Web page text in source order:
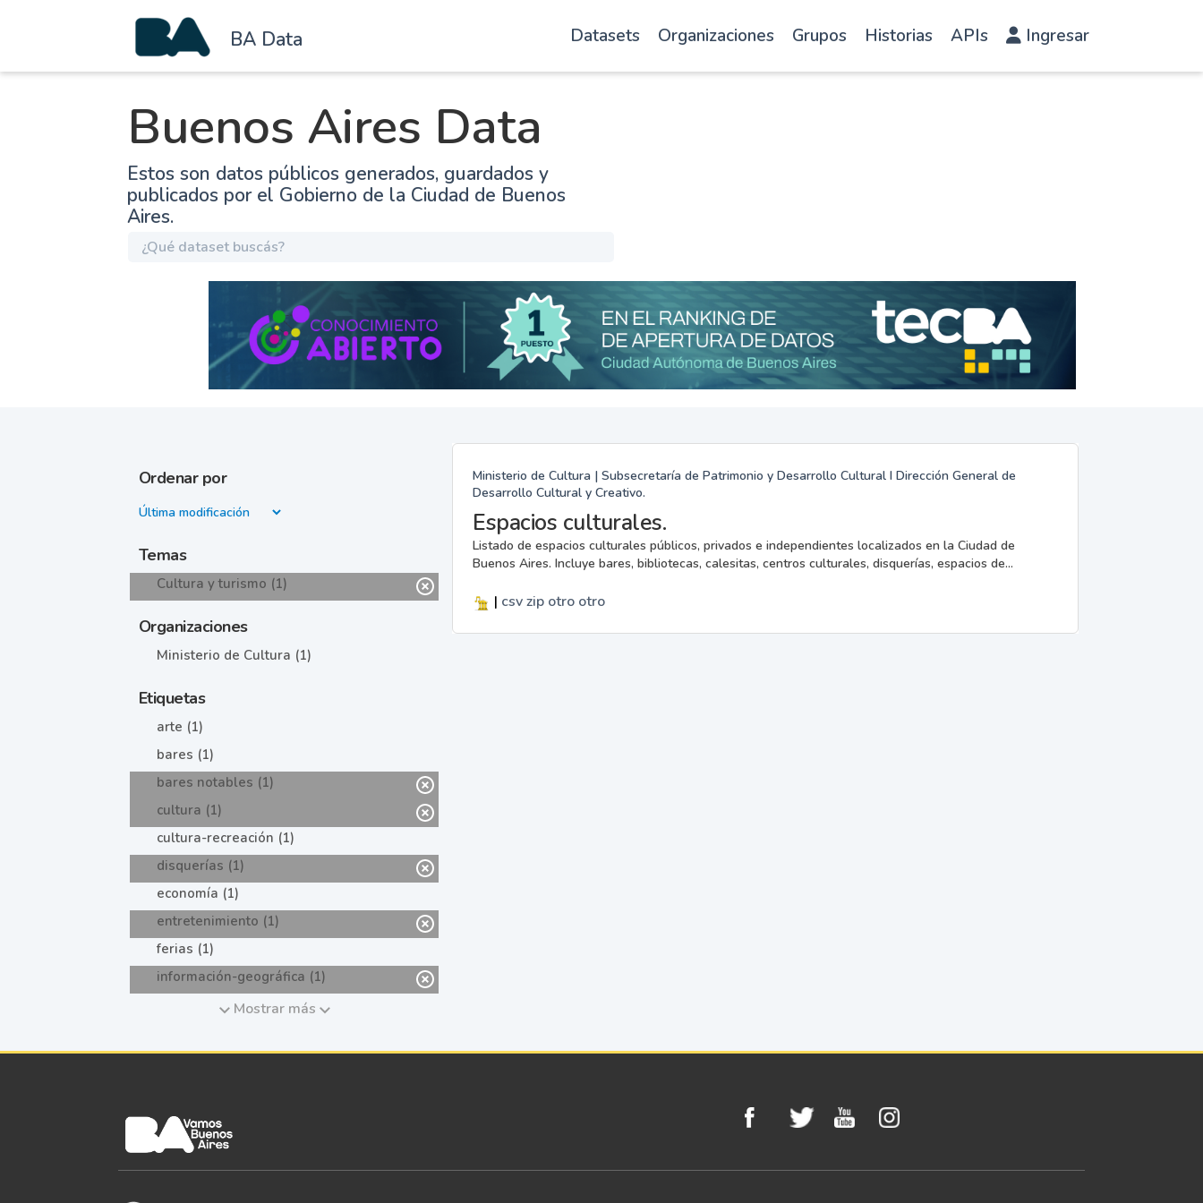
BA Data Datasets Organizaciones Grupos Historias APIs Ingresar
Buenos Aires Data
Estos son datos públicos generados, guardados y
publicados por el Gobierno de la Ciudad de Buenos
Aires.
Ordenar por
Temas
Cultura y turismo (1)
Organizaciones
Ministerio de Cultura (1)
Etiquetas
arte (1)
bares (1)
bares notables (1)
cultura (1)
cultura-recreación (1)
disquerías (1)
economía (1)
entretenimiento (1)
ferias (1)
información-geográfica (1)
Mostrar más
Ministerio de Cultura | Subsecretaría de Patrimonio y Desarrollo Cultural I Dirección General de
Desarrollo Cultural y Creativo.
Espacios culturales.
Listado de espacios culturales públicos, privados e independientes localizados en la Ciudad de
Buenos Aires. Incluye bares, bibliotecas, calesitas, centros culturales, disquerías, espacios de...
| csvzip otro otro